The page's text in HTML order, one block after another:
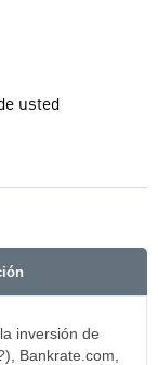
usted
inversión de
Bankrate.com,